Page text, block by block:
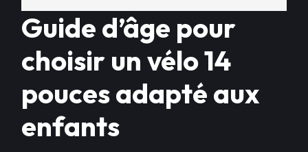
Guide d’âge pour
choisir un vélo 14
pouces adapté aux
enfants